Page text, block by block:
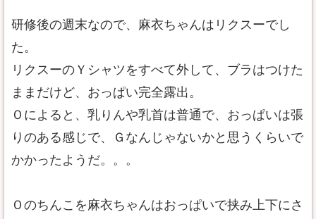
研修後の週末なので、麻衣ちゃんはリクスーでし
た。
リクスーのＹシャツをすべて外して、ブラはつけた
ままだけど、おっぱい完全露出。
Ｏによると、乳りんや乳首は普通で、おっぱいは張
りのある感じで、Ｇなんじゃないかと思うくらいで
かかったようだ。。。
Ｏのちんこを麻衣ちゃんはおっぱいで挟み上下にさ